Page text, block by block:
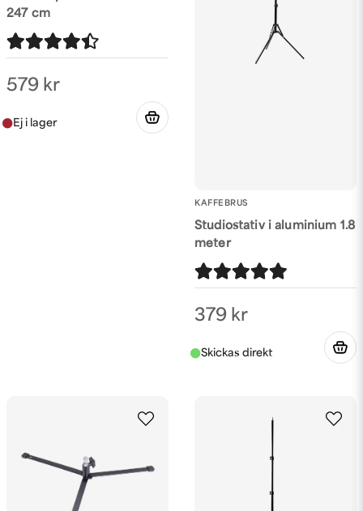
247 cm
579 kr
KAFFEBRUS
Studiostativ i aluminium 1.8
meter
379 kr
Skicka fråga